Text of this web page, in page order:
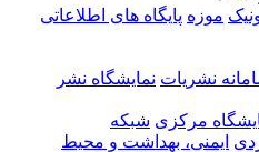
موزه پایگاه های اطلاعاتی
نشریات نمایشگاه نشر
مرکزی شبکه
ایمنی، بهداشت و محیط